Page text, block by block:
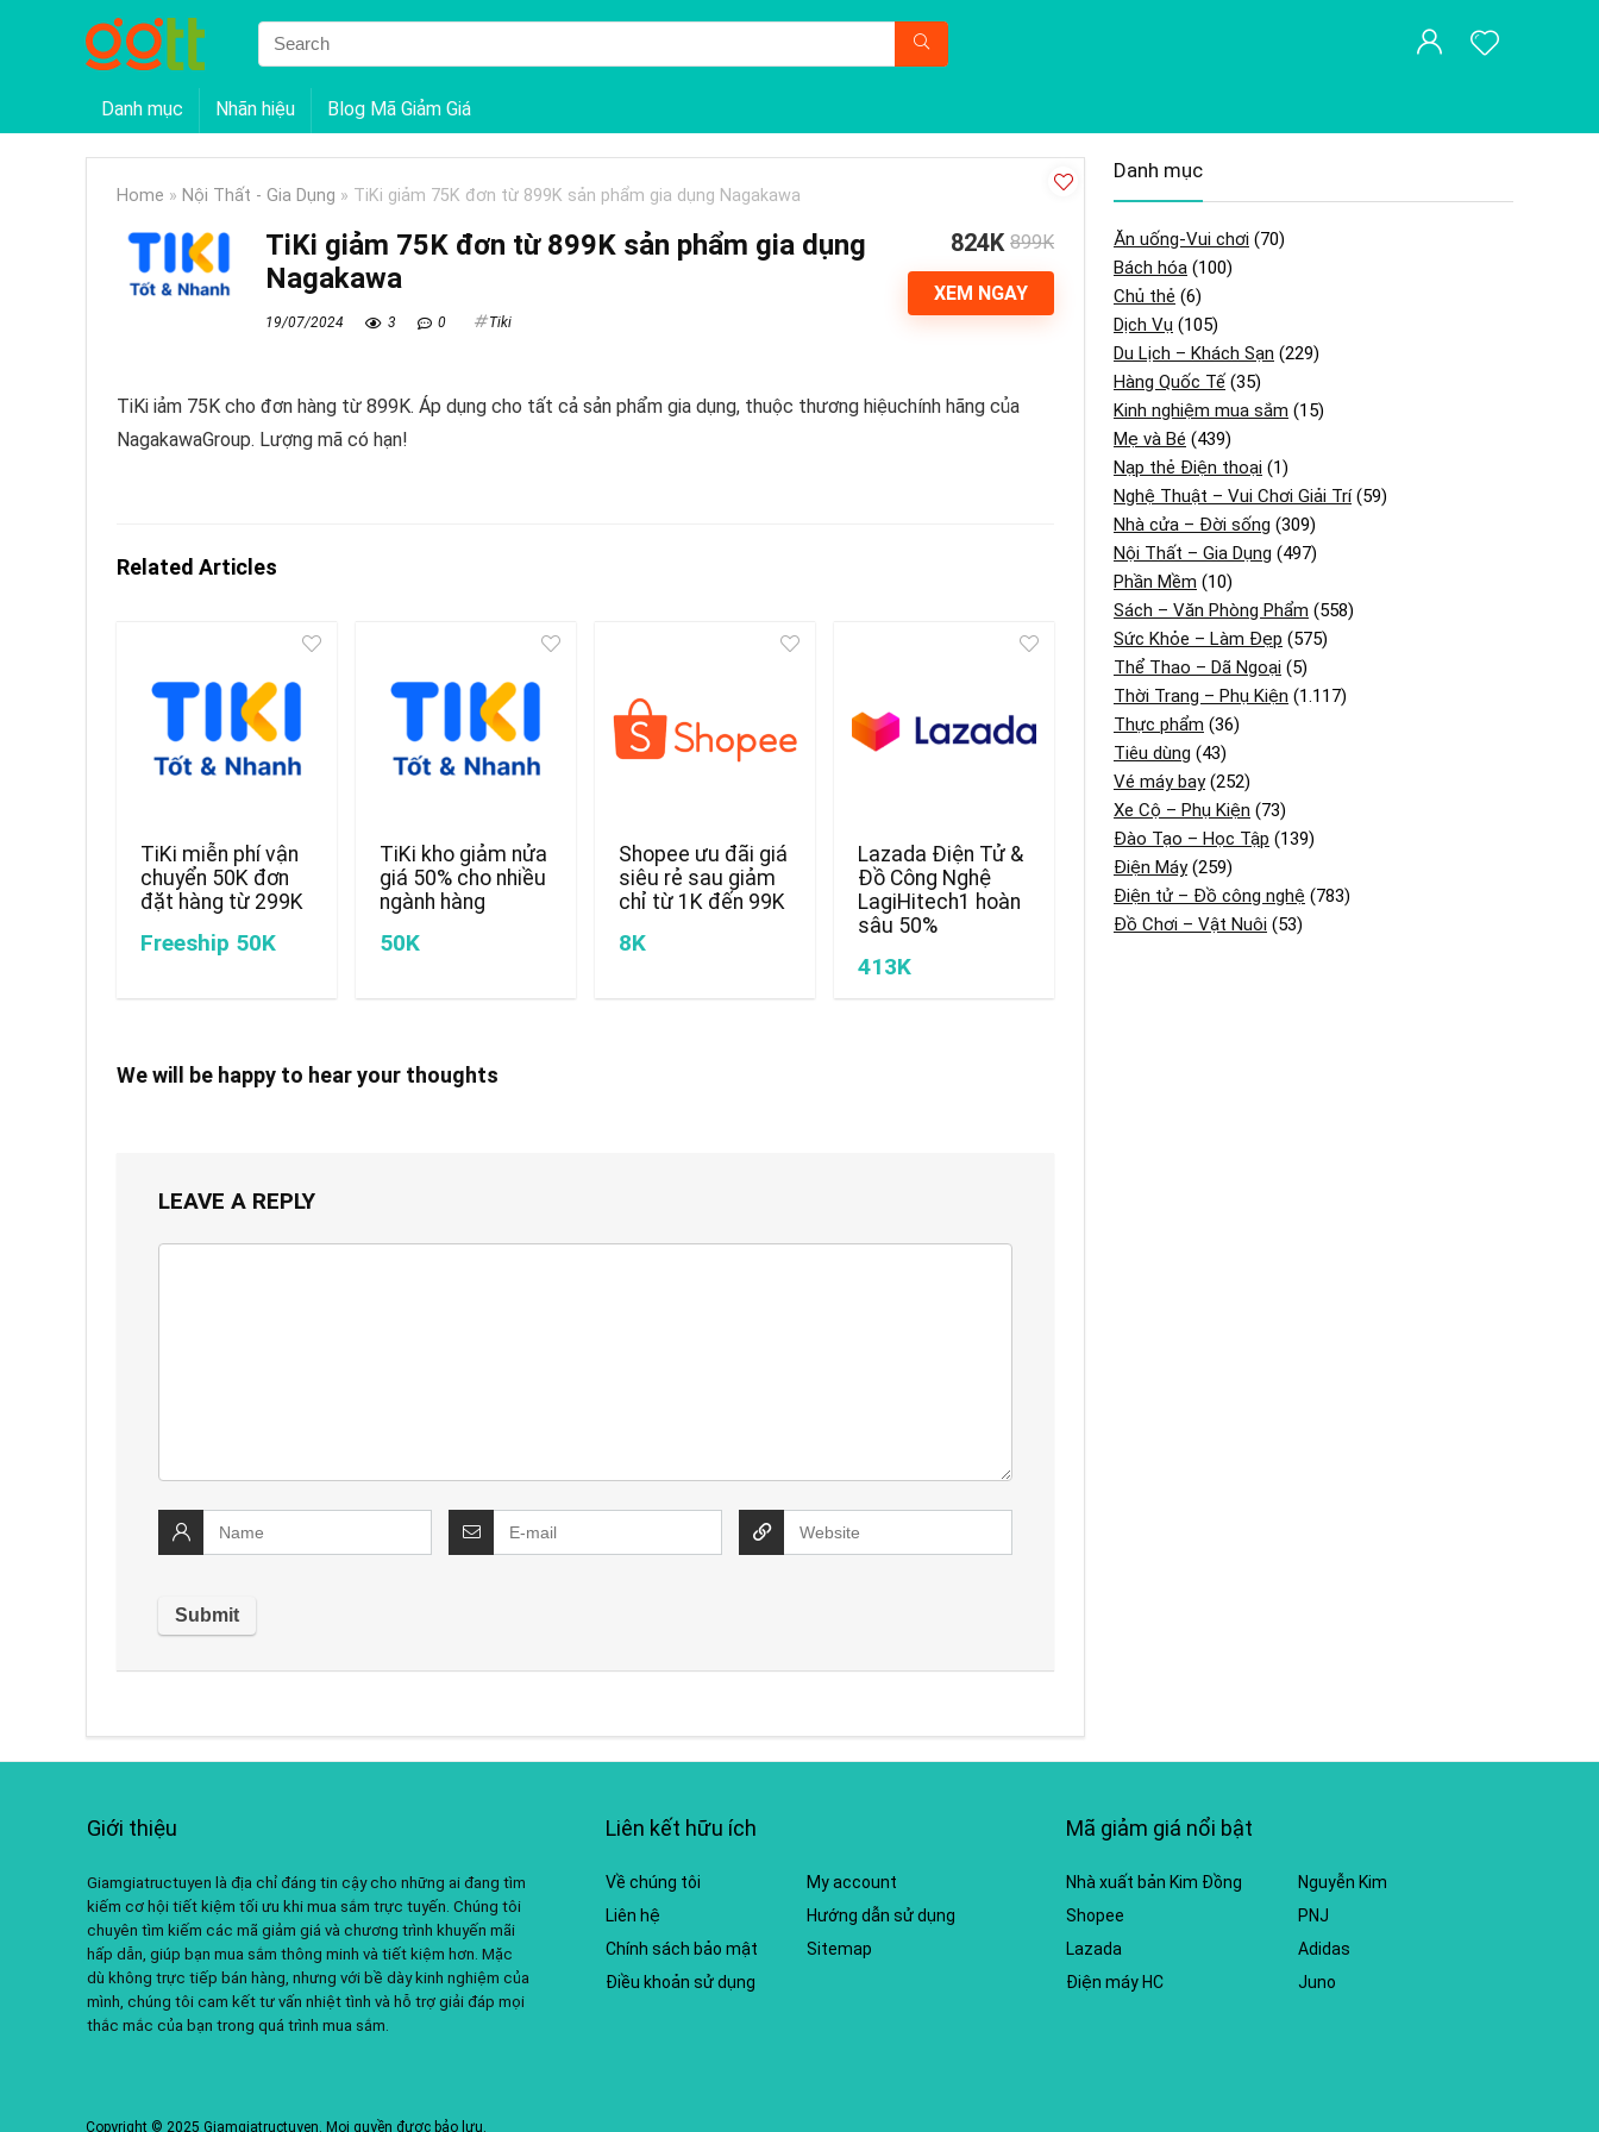
Danh mục Nhãn hiệu Blog Mã Giảm Giá
Home » Nội Thất - Gia Dụng » TiKi giảm 75K đơn từ 899K sản phẩm gia dụng Nagakawa
TiKi giảm 75K đơn từ 899K sản phẩm gia dụng
Nagakawa
19/07/2024 3 0 Tiki
824K 899K
XEM NGAY
TiKi iảm 75K cho đơn hàng từ 899K. Áp dụng cho tất cả sản phẩm gia dụng, thuộc thương hiệuchính hãng của
NagakawaGroup. Lượng mã có hạn!
Related Articles
TiKi miễn phí vận
chuyển 50K đơn
đặt hàng từ 299K
Freeship 50K
TiKi kho giảm nửa
giá 50% cho nhiều
ngành hàng
50K
Shopee ưu đãi giá
siêu rẻ sau giảm
chỉ từ 1K đến 99K
8K
Lazada Điện Tử &
Đồ Công Nghệ
LagiHitech1 hoàn
sâu 50%
413K
We will be happy to hear your thoughts
LEAVE A REPLY
Danh mục
Ăn uống-Vui chơi (70)
Bách hóa (100)
Chủ thẻ (6)
Dịch Vụ (105)
Du Lịch – Khách Sạn (229)
Hàng Quốc Tế (35)
Kinh nghiệm mua sắm (15)
Mẹ và Bé (439)
Nạp thẻ Điện thoại (1)
Nghệ Thuật – Vui Chơi Giải Trí(59)
Nhà cửa – Đời sống (309)
Nội Thất – Gia Dụng (497)
Phần Mềm (10)
Sách – Văn Phòng Phẩm (558)
Sức Khỏe – Làm Đẹp (575)
Thể Thao – Dã Ngoại (5)
Thời Trang – Phụ Kiện (1.117)
Thực phẩm (36)
Tiêu dùng (43)
Vé máy bay(252)
Xe Cộ – Phụ Kiện (73)
Đào Tạo – Học Tập (139)
Điện Máy(259)
Điện tử – Đồ công nghệ (783)
Đồ Chơi – Vật Nuôi (53)
Giới thiệu
Giamgiatructuyen là địa chỉ đáng tin cậy cho những ai đang tìm
kiếm cơ hội tiết kiệm tối ưu khi mua sắm trực tuyến. Chúng tôi
chuyên tìm kiếm các mã giảm giá và chương trình khuyến mãi
hấp dẫn, giúp bạn mua sắm thông minh và tiết kiệm hơn. Mặc
dù không trực tiếp bán hàng, nhưng với bề dày kinh nghiệm của
mình, chúng tôi cam kết tư vấn nhiệt tình và hỗ trợ giải đáp mọi
thắc mắc của bạn trong quá trình mua sắm.
Liên kết hữu ích
Về chúng tôi
Liên hệ
Chính sách bảo mật
Điều khoản sử dụng
My account
Hướng dẫn sử dụng
Sitemap
Mã giảm giá nổi bật
Nhà xuất bản Kim Đồng
Shopee
Lazada
Điện máy HC
Nguyễn Kim
PNJ
Adidas
Juno
Copyright © 2025 Giamgiatructuyen. Mọi quyền được bảo lưu.